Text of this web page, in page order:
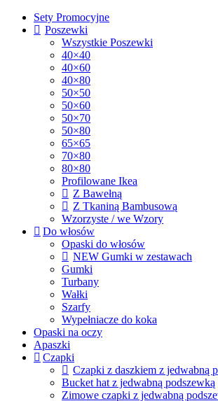
Sety Promocyjne
Poszewki
Wszystkie Poszewki
40×40
40×60
40×80
50×50
50×60
50×70
50×80
65×65
70×80
80×80
Profilowane Ikea
Z Bawełną
Z Tkaniną Bambusową
Wzorzyste / we Wzory
Do włosów
Opaski do włosów
NEW Gumki w zestawach
Gumki
Turbany
Wałki
Szarfy
Wypełniacze do koka
Opaski na oczy
Apaszki
Czapki
Czapki z daszkiem z jedwabną
Bucket hat z jedwabną podszewką
Zimowe czapki z jedwabną